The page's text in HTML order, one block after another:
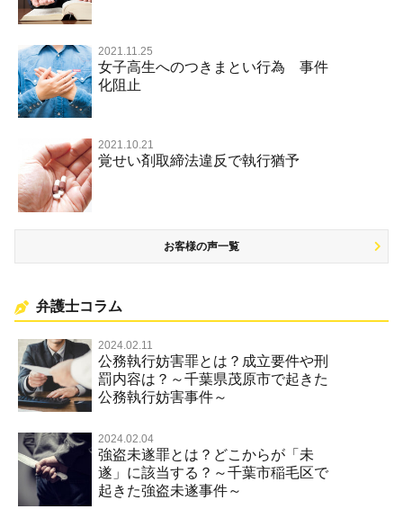
著作権法違反・商標法違反
放火・失火
名誉棄損罪・侮辱
2021.11.25
女子高生へのつきまとい行為 事件
化阻止
2021.10.21
覚せい剤取締法違反で執行猶予
お客様の声一覧
弁護士コラム
2024.02.11
公務執行妨害罪とは？成立要件や刑
罰内容は？～千葉県茂原市で起きた
公務執行妨害事件～
2024.02.04
強盗未遂罪とは？どこからが「未
遂」に該当する？～千葉市稲毛区で
起きた強盗未遂事件～